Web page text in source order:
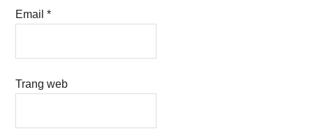
Email*
Trang web